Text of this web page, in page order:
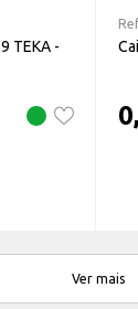
TEKA -
Ver mais